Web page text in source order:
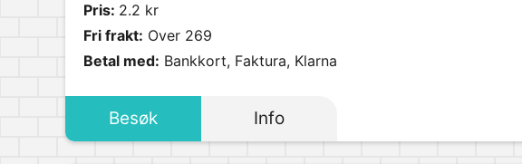
Pris: 2.2 kr
Fri frakt: Over 269
Betal med: Bankkort, Faktura, Klarna
Besøk Info